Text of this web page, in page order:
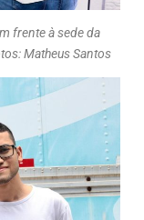
frente à sede da
Matheus Santos